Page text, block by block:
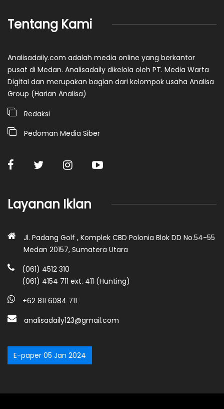
Tentang Kami
Analisadaily.com adalah media online yang berkantor
pusat di Medan. Analisadaily dikelola oleh PT. Media Warta
Digital dan merupakan bagian dari kelompok usaha Analisa
Group (Harian Analisa)
Redaksi
Pedoman Media Siber
Layanan Iklan
Jl. Padang Golf , Komplek CBD Polonia Blok DD No.54-55
Medan 20157, Sumatera Utara
(061) 4512 310
(061) 4154 711 ext. 411 (Hunting)
+62 811 6084 711
analisadaily123@gmail.com
E-paper 05 Jan 2024